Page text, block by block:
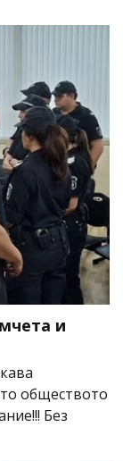
и
обществото
Без